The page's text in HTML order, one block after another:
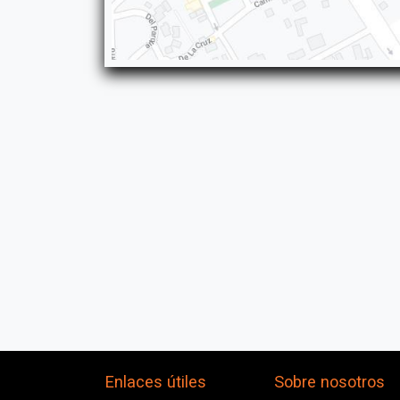
Enlaces útiles Sobre nosotros